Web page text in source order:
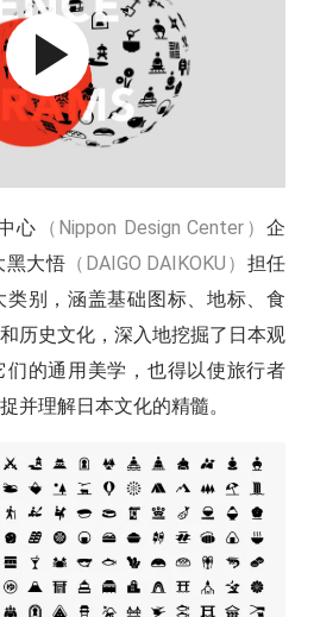
心 （Nippon Design Center）企
黑大悟 （DAIGO DAIKOKU） 担任
别，涵盖基础图标、地标、食
历史文化，深入地挖掘了日本观
的通用美学，也得以使旅行者
并理解日本文化的精髓。